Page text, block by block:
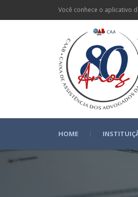
Você conhece o aplicativo
HOME